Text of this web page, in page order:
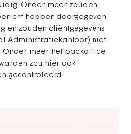
Onder meer zouden
hebben doorgegeven
en zouden cliëntgegevens
Administratiekantoor) niet
Onder meer het backoffice
zou hier ook
gecontroleerd.